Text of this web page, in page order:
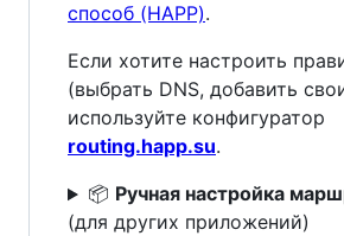
способ (HAPP).
Если хотите настроить
(выбрать DNS, добавить
используйте конфигуратор
routing.happ.su.
📦 Ручная настройка
(для других приложений)